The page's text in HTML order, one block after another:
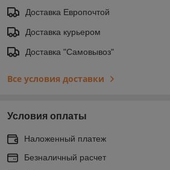
Доставка Европочтой
Доставка курьером
Доставка "Самовывоз"
Все условия доставки
Условия оплаты
Наложенный платеж
Безналичный расчет